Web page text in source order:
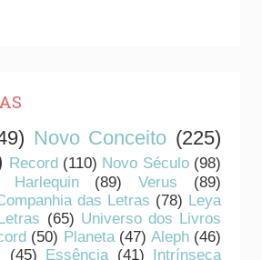
Novo Conceito (225)
Record (110) Novo Século (98)
Harlequin (89) Verus
(89)
das Letras (78) Leya
(65) Universo dos Livros
(50) Planeta (47) Aleph (46)
(45) Essência (41) Intrínseca